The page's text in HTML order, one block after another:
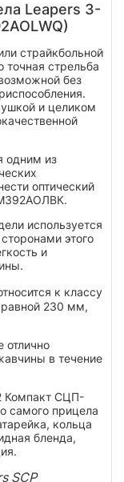
Leapers 3-
страйкбольной
точная стрельба
без
и целиком
одним из
оптический
используется
этого
и
к классу
230 мм,
отлично
в течение
Компакт СЦП-
самого прицела
кольца
бленда,
SCP